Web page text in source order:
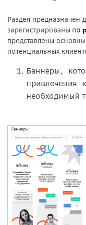
Раздел предназначен
зарегистрированы по
представлены
потенциальных
Баннеры,
привлечения
необходимый